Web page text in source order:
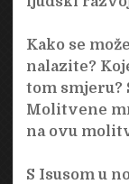
Kako se
nalazite?
tom smjeru?
Molitvene
na ovu
S Isusom u